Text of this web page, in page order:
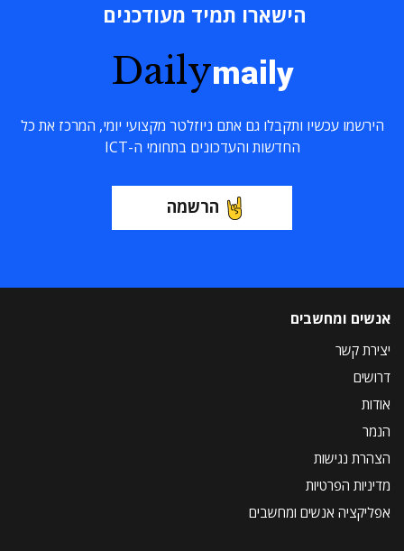
הישארו תמיד מעודכנים
Dailymaily
הירשמו עכשיו ותקבלו גם אתם ניוזלטר מקצועי יומי, המרכז את כל
החדשות והעדכונים בתחומי ה-ICT
הרשמה
אנשים ומחשבים
יצירת קשר
דרושים
אודות
הנמר
הצהרת נגישות
מדיניות הפרטיות
אפליקציה אנשים ומחשבים